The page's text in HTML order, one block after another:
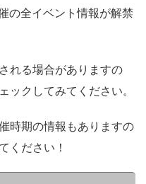
の全イベント情報が解禁
れる場合がありますの
ックしてみてください。
時期の情報もありますの
ください！